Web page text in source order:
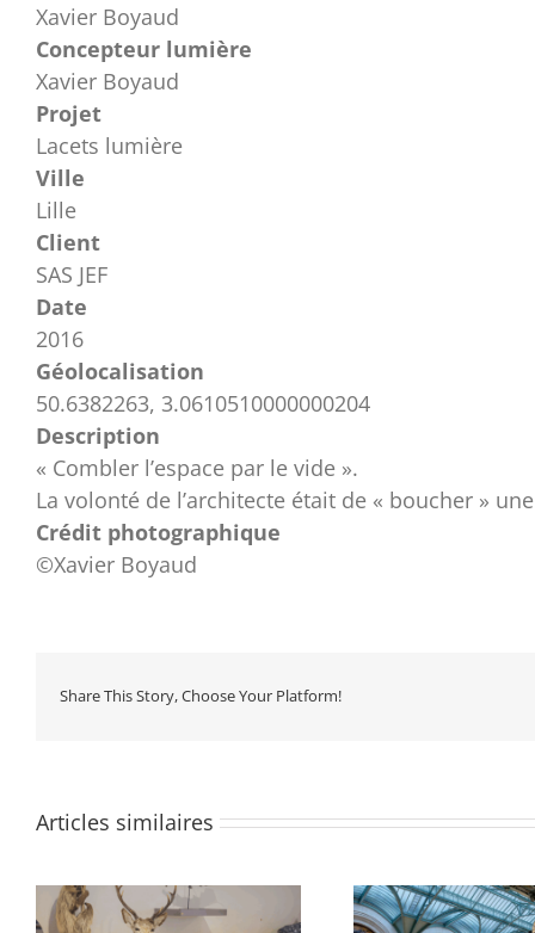
Xavier Boyaud
Concepteur lumière
Xavier Boyaud
Projet
Lacets lumière
Ville
Lille
Client
SAS JEF
Date
2016
Géolocalisation
50.6382263, 3.0610510000000204
Description
« Combler l’espace par le vide ».
La volonté de l’architecte était de « boucher »
Crédit photographique
©Xavier Boyaud
Share This Story, Choose Your Platform!
Articles similaires